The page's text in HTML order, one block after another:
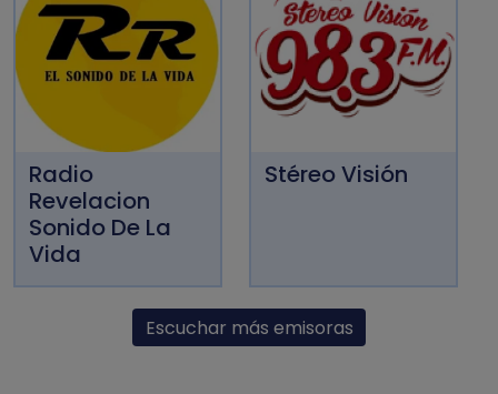
Radio
Revelacion
Sonido De La
Vida
Stéreo Visión
Escuchar más emisoras